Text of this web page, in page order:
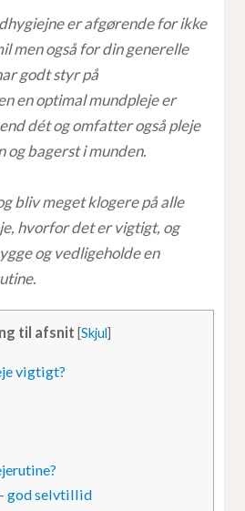
er afgørende for ikke
men også for din generelle
godt styr på
en optimal mundpleje er
dét og omfatter også pleje
og bagerst i munden.
bliv meget klogere på alle
hvorfor det er vigtigt, og
og vedligeholde en
til afsnit [Skjul]
vigtigt?
god selvtillid